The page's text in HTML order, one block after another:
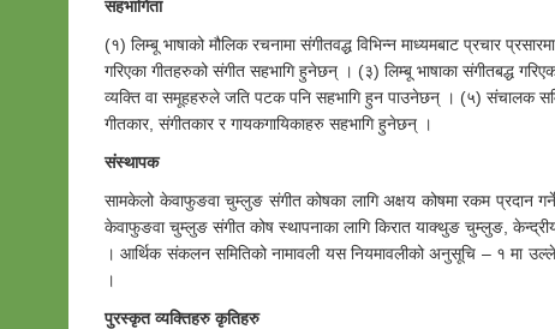
सहभागिता
(१) लिम्बू भाषाको मौलिक रचनामा संगीतवद्ध विभिन्न माध्यमबाट प्रचार
गरिएका गीतहरुको संगीत सहभागि हुनेछन् । (३) लिम्बू भाषाका संगीतबद्ध
व्यक्ति वा समूहहरुले जति पटक पनि सहभागि हुन पाउनेछन् । (५) संचालक
गीतकार, संगीतकार र गायकगायिकाहरु सहभागि हुनेछन् ।
संस्थापक
सामकेलो केवाफुङवा चुम्लुङ संगीत कोषका लागि अक्षय कोषमा रकम
केवाफुङवा चुम्लुङ संगीत कोष स्थापनाका लागि किरात याक्थुङ चुम्लुङ,
। आर्थिक संकलन समितिको नामावली यस नियमावलीको अनुसूचि – १ मा
।
पुरस्कृत व्यक्तिहरु कृतिहरु